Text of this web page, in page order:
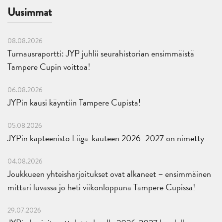
Uusimmat
08.08.2026
Turnausraportti: JYP juhlii seurahistorian ensimmäistä
Tampere Cupin voittoa!
06.08.2026
JYPin kausi käyntiin Tampere Cupista!
05.08.2026
JYPin kapteenisto Liiga-kauteen 2026–2027 on nimetty
04.08.2026
Joukkueen yhteisharjoitukset ovat alkaneet – ensimmäinen
mittari luvassa jo heti viikonloppuna Tampere Cupissa!
29.07.2026